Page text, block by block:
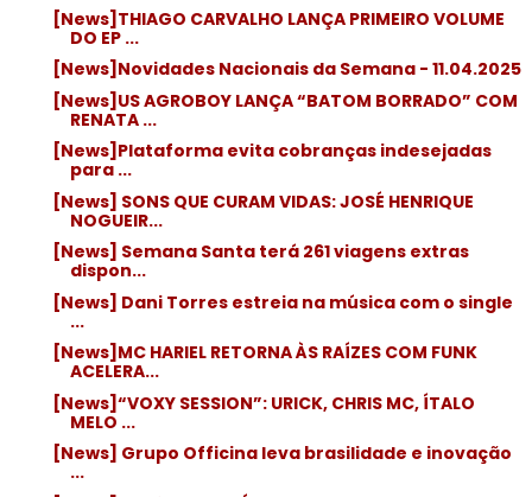
[News]THIAGO CARVALHO LANÇA PRIMEIRO VOLUME
DO EP ...
[News]Novidades Nacionais da Semana - 11.04.2025
[News]US AGROBOY LANÇA “BATOM BORRADO” COM
RENATA ...
[News]Plataforma evita cobranças indesejadas
para ...
[News] SONS QUE CURAM VIDAS: JOSÉ HENRIQUE
NOGUEIR...
[News] Semana Santa terá 261 viagens extras
dispon...
[News] Dani Torres estreia na música com o single
...
[News]MC HARIEL RETORNA ÀS RAÍZES COM FUNK
ACELERA...
[News]“VOXY SESSION”: URICK, CHRIS MC, ÍTALO
MELO ...
[News] Grupo Officina leva brasilidade e inovação
...